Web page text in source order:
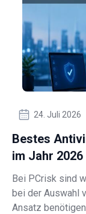
24. Juli 2026
Bestes
im Jahr
Bei PCrisk sind
bei der Auswahl
Ansatz